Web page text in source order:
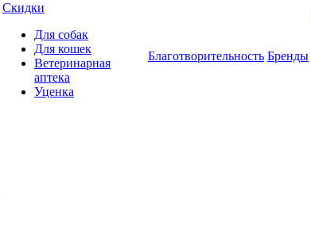
Скидки
Для собак
Для кошек
Ветеринарная
аптека
Уценка
Благотворительность Бренды